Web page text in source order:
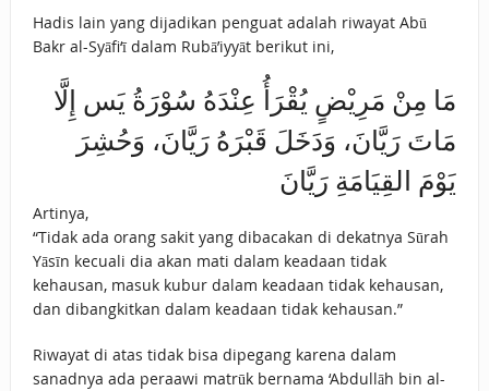
Hadis lain yang dijadikan penguat adalah riwayat Abū
Bakr al-Syāfi‘ī dalam Rubā’iyyāt berikut ini,
مَا مِنْ مَرِيْضٍ يُقْرَأُ عِنْدَهُ سُوْرَةُ يَس إِلَّا
مَاتَ رَيَّانَ، وَدَخَلَ قَبْرَهُ رَيَّانَ، وَحُشِرَ
يَوْمَ القِيَامَةِ رَيَّانَ
Artinya,
“Tidak ada orang sakit yang dibacakan di dekatnya Sūrah
Yāsīn kecuali dia akan mati dalam keadaan tidak
kehausan, masuk kubur dalam keadaan tidak kehausan,
dan dibangkitkan dalam keadaan tidak kehausan.”
Riwayat di atas tidak bisa dipegang karena dalam
sanadnya ada peraawi matrūk bernama ‘Abdullāh bin al-